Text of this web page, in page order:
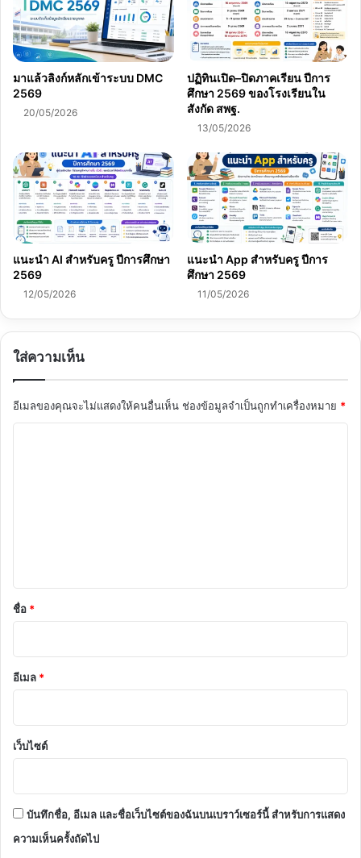
มาแล้วลิงก์หลักเข้าระบบ DMC
2569
20/05/2026
ปฏิทินเปิด–ปิดภาคเรียน ปีการ
ศึกษา 2569 ของโรงเรียนใน
สังกัด สพฐ.
13/05/2026
แนะนำ AI สำหรับครู ปีการศึกษา
2569
12/05/2026
แนะนำ App สำหรับครู ปีการ
ศึกษา 2569
11/05/2026
ใส่ความเห็น
อีเมลของคุณจะไม่แสดงให้คนอื่นเห็น ช่องข้อมูลจำเป็นถูกทำเครื่องหมาย *
*
ชื่อ *
อีเมล *
เว็บไซต์
บันทึกชื่อ, อีเมล และชื่อเว็บไซต์ของฉันบนเบราว์เซอร์นี้ สำหรับการแสดง
ความเห็นครั้งถัดไป